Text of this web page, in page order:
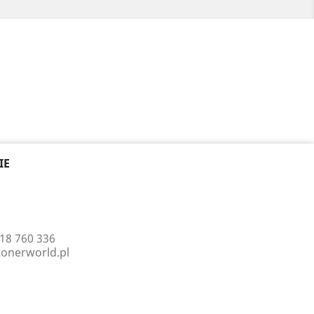
760 336